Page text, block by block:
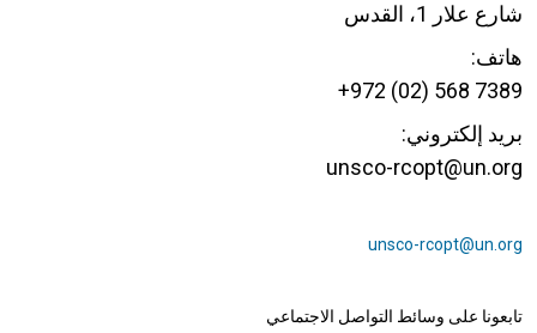
شارع علار 1، القدس
هاتف:
7389 568 (02) 972+
بريد إلكتروني:
unsco-rcopt@un.org
unsco-rcopt@un.org
تابعونا على وسائط التواصل الاجتماعي